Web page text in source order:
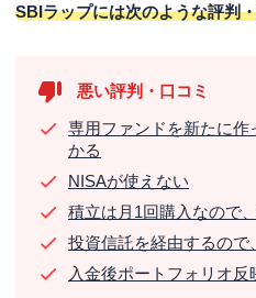
SBIラップには次のような評判
悪い評判・口コミ
専用ファンドを新たに
かる
NISAが使えない
積立は月1回購入なので
投資信託を経由するので
入金後ポートフォリオ反